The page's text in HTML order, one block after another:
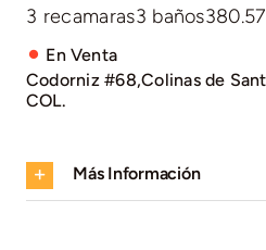
3 recamaras3 baños
En Venta
Codorniz #68,Colinas de
COL.
Más Información